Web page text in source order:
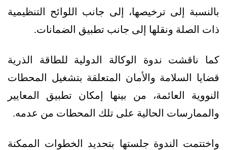
بالنسبة إلى ترخيصها، إلى جانب اللوائح التنظيمية
ذات الصلة ونقلها إلى جانب تطبيق الضمانات.
كما ناقشت ندوة الوكالة الدولية للطاقة الذرية
قضايا السلامة والأمان المتعلقة بتشغيل المحطات
النووية العائمة، من بينها إمكان تطبيق المعايير
والممارسات الحالية على تلك المحطات من عدمه.
واختتمت الندوة جلستها بتحديد الخطوات الممكنة